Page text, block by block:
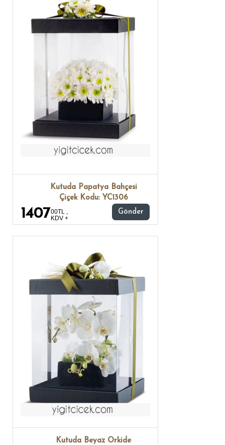
Kutuda Papatya Bahçesi
Çiçek Kodu: YC1306
140700TL ,
KDV +
Gönder
Kutuda Beyaz Orkide